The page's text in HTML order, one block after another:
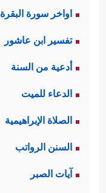
اواخر سورة البقرة
تفسير ابن عاشور
أدعية من السنة
الدعاء للميت
الصلاة الإبراهيمية
السنن الرواتب
آيات الصبر